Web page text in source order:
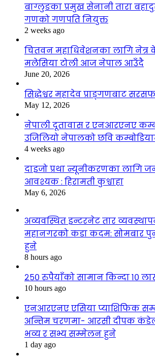
बाग्लुङका प्रमुख सेनानी तारा
गणको गणपति नियुक्त
2 weeks ago
चितवन महाधिवेशनका लागि नेत्र
मलेसिया टोली आज नेपाल आउँदै
June 20, 2026
सिद्धेश्वर महादेव प्राङ्गणबाट
May 12, 2026
नेपाली दूतावास र एनआरएनए
उजिलियो नेपालको छवि
4 weeks ago
दाइजो प्रथा न्यूनीकरणका लागि
आवश्यक : हिरामती कुश्वाहा
May 6, 2026
अव्यवस्थित इन्टरनेट तार
महानगरको कडा कदम: सोमबार
हुने
8 hours ago
२५० रुपैयाँको सामान किन्दा १०
10 hours ago
एनआरएनए एसिया प्याशिफिक
अन्तिम चरणमा- आरसी दीपक
भव्य र सभ्य सम्मेलन हुने
1 day ago